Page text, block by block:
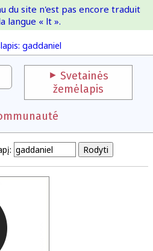
IOI
gaddaniel
du site n'est pas encore traduit
langue « lt ».
Svetainės
žemėlapis